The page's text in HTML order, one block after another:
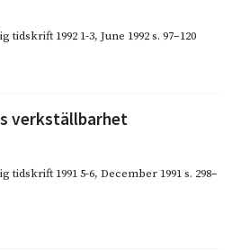
tidskrift 1992 1-3, June 1992s. 97–120
verkställbarhet
tidskrift 1991 5-6, December 1991s. 298–